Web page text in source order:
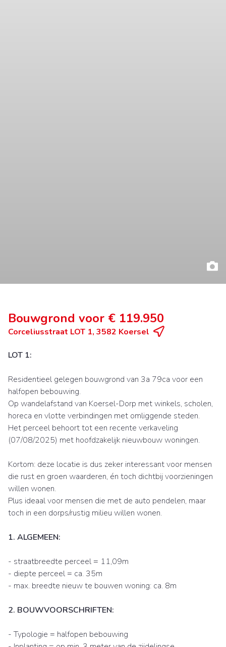
Bouwgrond voor € 119.950
Corceliusstraat LOT 1, 3582 Koersel
LOT 1:
Residentieel gelegen bouwgrond van 3a 79ca voor een
halfopen bebouwing.
Op wandelafstand van Koersel-Dorp met winkels, scholen,
horeca en vlotte verbindingen met omliggende steden.
Het perceel behoort tot een recente verkaveling
(07/08/2025) met hoofdzakelijk nieuwbouw woningen.
Kortom: deze locatie is dus zeker interessant voor mensen
die rust en groen waarderen, én toch dichtbij voorzieningen
willen wonen.
Plus ideaal voor mensen die met de auto pendelen, maar
toch in een dorps/rustig milieu willen wonen.
1. ALGEMEEN:
- straatbreedte perceel = 11,09m
- diepte perceel = ca. 35m
- max. breedte nieuw te bouwen woning: ca. 8m
2. BOUWVOORSCHRIFTEN:
- Typologie = halfopen bebouwing